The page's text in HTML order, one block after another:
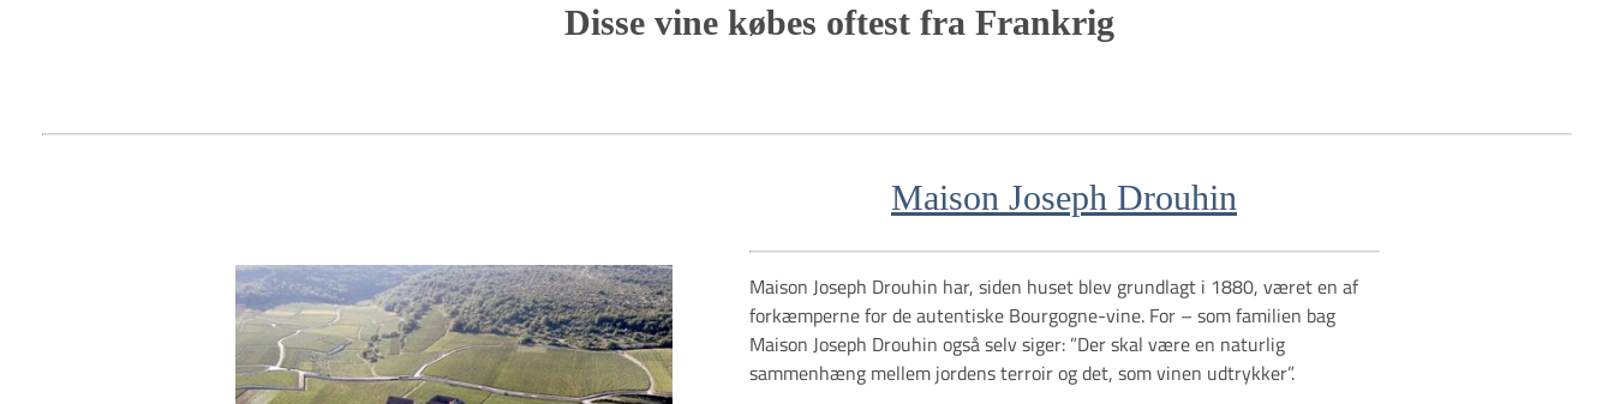
Disse vine købes oftest fra Frankrig
Maison Joseph Drouhin
Maison Joseph Drouhin har, siden huset blev grundlagt i 1880, været en af
forkæmperne for de autentiske Bourgogne-vine. For – som familien bag
Maison Joseph Drouhin også selv siger: ”Der skal være en naturlig
sammenhæng mellem jordens terroir og det, som vinen udtrykker”.